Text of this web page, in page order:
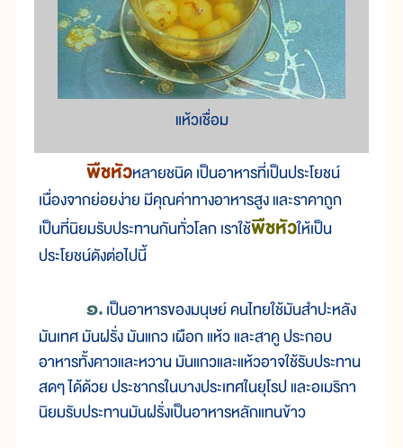
แห้วเชื่อม
พืชหัวหลายชนิด เป็นอาหารที่เป็นประโยชน์
เนื่องจากย่อยง่าย มีคุณค่าทางอาหารสูง และราคาถูก
เป็นที่นิยมรับประทานกันทั่วโลก เราใช้พืชหัวให้เป็น
ประโยชน์ดังต่อไปนี้
๑.เป็นอาหารของมนุษย์ คนไทยใช้มันสำปะหลัง
มันเทศ มันฝรั่ง มันแกว เผือก แห้ว และสาคู ประกอบ
อาหารทั้งคาวและหวาน มันแกวและแห้วอาจใช้รับประทาน
สดๆ ได้ด้วย ประชากรในบางประเทศในยุโรป และอเมริกา
นิยมรับประทานมันฝรั่งเป็นอาหารหลักแทนข้าว